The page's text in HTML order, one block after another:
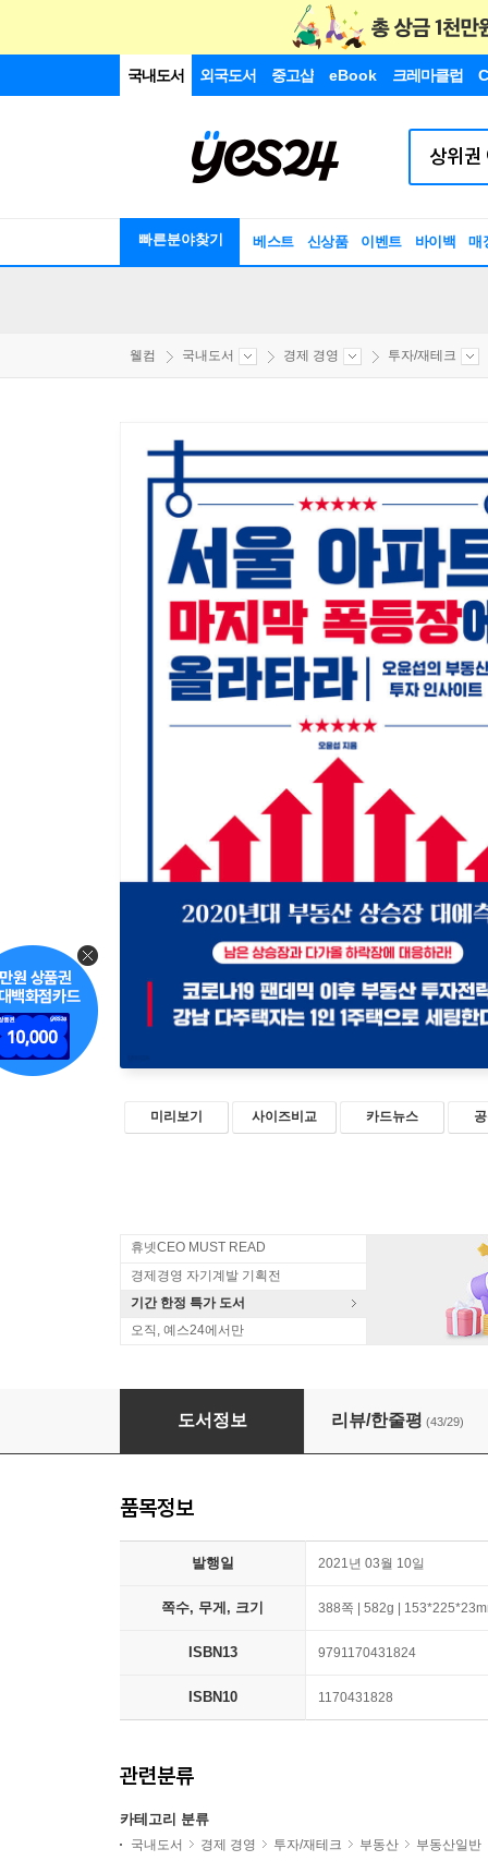
국내도서 외국도서 중고샵 eBook 크레마클럽
빠른분야찾기 베스트 신상품 이벤트 바이백 매
웰컴 국내도서 경제 경영 투자/재테크
미리보기 사이즈비교 카드뉴스
휴넷CEO MUST READ
경제경영 자기계발 기획전
기간 한정 특가 도서
오직, 예스24에서만
서울 아파트 마지막 폭등장에 올라타라
도서정보 리뷰/한줄평 (43/29)
품목정보
발행일 2021년 03월 10일
쪽수, 무게, 크기 388쪽 | 582g |
ISBN13 9791170431824
ISBN10 1170431828
관련분류
카테고리 분류
국내도서 경제 경영 투자/재테크 부동산
부동산일반